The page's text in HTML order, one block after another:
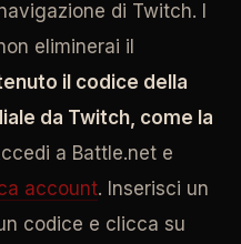
di Twitch. I
eliminerai il
il codice della
da Twitch, come la
a Battle.net e
account. Inserisci un
codice e clicca su